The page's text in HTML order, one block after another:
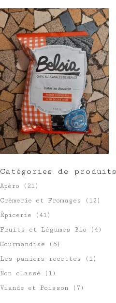
Catégories de produits
Apéro
(21)
Crèmerie et Fromages
(12)
Épicerie
(41)
Fruits et Légumes Bio
(4)
Gourmandise
(6)
Les paniers recettes
(1)
Non classé
(1)
Viande et Poisson
(7)